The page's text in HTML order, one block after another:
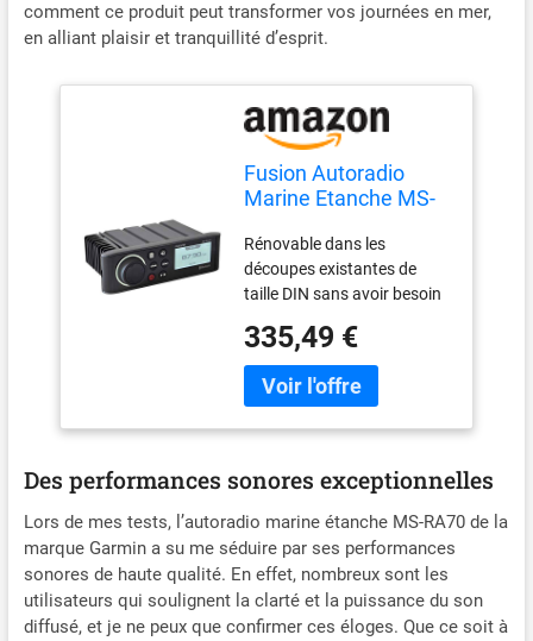
comment ce produit peut transformer vos journées en mer,
en alliant plaisir et tranquillité d’esprit.
Fusion Autoradio
Marine Etanche MS-
Rénovable dans les
découpes existantes de
taille DIN sans avoir besoin
tableau de bord Écran LCD
monochrome brillant de 6,6
cm Réglez les niveaux audio
zones L'intégration Fusion-
Link vous permet de
contrôler votre musique à
partir d'un appareil
intelligent compatible ou
d'une montre Garmin Indice
d'étanchéité IPX7
335,49 €
Des performances sonores exceptionnelles
Lors de mes tests, l’autoradio marine étanche MS-RA70 de la
marque Garmin a su me séduire par ses performances
sonores de haute qualité. En effet, nombreux sont les
utilisateurs qui soulignent la clarté et la puissance du son
diffusé, et je ne peux que confirmer ces éloges. Que ce soit à